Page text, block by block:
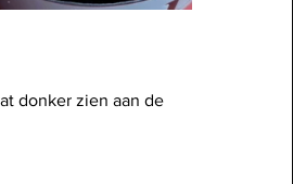
donker zien aan de